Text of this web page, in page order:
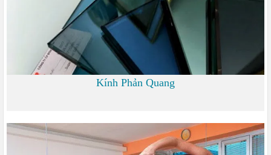
Kính Phản Quang